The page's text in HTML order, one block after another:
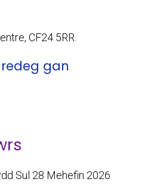
CF24 5RR.
gan
Sul 28 Mehefin 2026